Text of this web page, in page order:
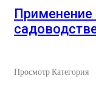
Применение
Просмотр Категория